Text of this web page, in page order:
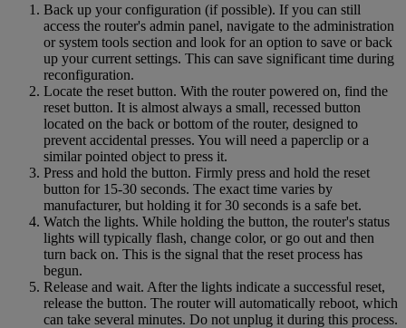
Back up your configuration (if possible). If you can still
access the router's admin panel, navigate to the administration
or system tools section and look for an option to save or back
up your current settings. This can save significant time during
reconfiguration.
Locate the reset button. With the router powered on, find the
reset button. It is almost always a small, recessed button
located on the back or bottom of the router, designed to
prevent accidental presses. You will need a paperclip or a
similar pointed object to press it.
Press and hold the button. Firmly press and hold the reset
button for 15-30 seconds. The exact time varies by
manufacturer, but holding it for 30 seconds is a safe bet.
Watch the lights. While holding the button, the router's status
lights will typically flash, change color, or go out and then
turn back on. This is the signal that the reset process has
begun.
Release and wait. After the lights indicate a successful reset,
release the button. The router will automatically reboot, which
can take several minutes. Do not unplug it during this process.